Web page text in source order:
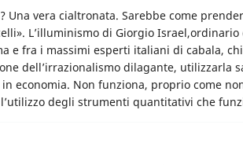
Una vera cialtronata. Sarebbe come
L’illuminismo di Giorgio
e fra i massimi esperti italiani di cabala,
dell’irrazionalismo dilagante, utilizzarla
economia. Non funziona, proprio come
degli strumenti quantitativi che